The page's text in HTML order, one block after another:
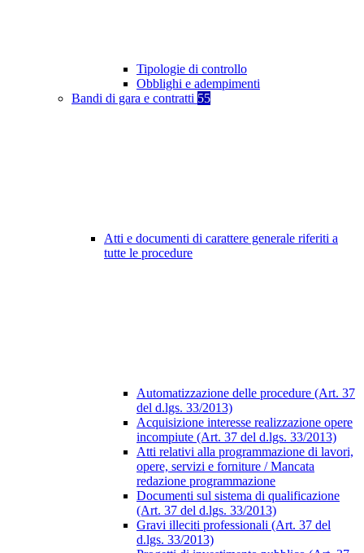
Tipologie di controllo
Obblighi e adempimenti
Bandi di gara e contratti 55
Atti e documenti di carattere generale riferiti a
tutte le procedure
Automatizzazione delle procedure (Art. 37
del d.lgs. 33/2013)
Acquisizione interesse realizzazione opere
incompiute (Art. 37 del d.lgs. 33/2013)
Atti relativi alla programmazione di lavori,
opere, servizi e forniture / Mancata
redazione programmazione
Documenti sul sistema di qualificazione
(Art. 37 del d.lgs. 33/2013)
Gravi illeciti professionali (Art. 37 del
d.lgs. 33/2013)